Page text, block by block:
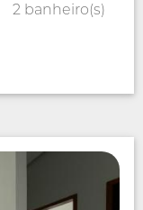
2 banheiro(s)